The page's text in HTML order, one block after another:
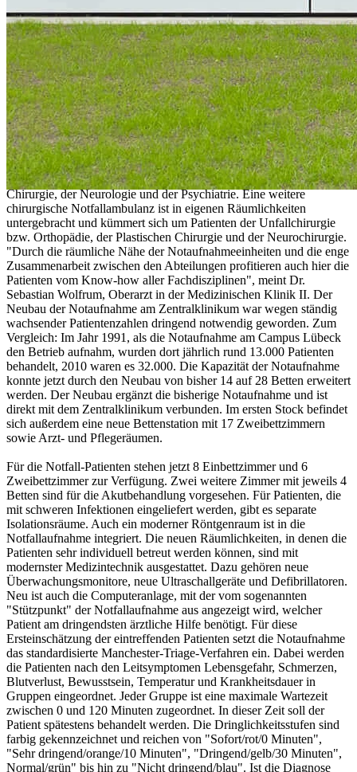
"Wir freuen uns sehr, dem UKSH heute den symbolischen Schlüssel
zur neuen Notaufnahme überreichen zu können", sagte Henrik
Harms, Geschäftsführer der Gebäudemanagement Schleswig-
Holstein AöR (GMSH). "Der Neubau mit einer Nutzfläche von
1400m² wird sowohl den medizinischen und technischen
Ansprüchen an eine moderne Notaufnahme als auch dem Bedürfnis
der Patienten nach mehr Privatsphäre gerecht", fügte Harms hinzu.
"Durch die Verwendung von Fertigmodulen ist es uns gelungen, die
Bauzeit erheblich zu verkürzen, sodass das Gebäude nach dem
Richtfest im Dezember vergangenen Jahres bereits heute bezogen
werden kann." Die Notaufnahme ist administrativ an die
Medizinische Klinik II angebunden. Sie wird interdisziplinär geführt
und versorgt vorwiegend Patienten aus der Inneren Medizin, der
Chirurgie, der Neurologie und der Psychiatrie. Eine weitere
chirurgische Notfallambulanz ist in eigenen Räumlichkeiten
untergebracht und kümmert sich um Patienten der Unfallchirurgie
bzw. Orthopädie, der Plastischen Chirurgie und der Neurochirurgie.
"Durch die räumliche Nähe der Notaufnahmeeinheiten und die enge
Zusammenarbeit zwischen den Abteilungen profitieren auch hier die
Patienten vom Know-how aller Fachdisziplinen", meint Dr.
Sebastian Wolfrum, Oberarzt in der Medizinischen Klinik II. Der
Neubau der Notaufnahme am Zentralklinikum war wegen ständig
wachsender Patientenzahlen dringend notwendig geworden. Zum
Vergleich: Im Jahr 1991, als die Notaufnahme am Campus Lübeck
den Betrieb aufnahm, wurden dort jährlich rund 13.000 Patienten
behandelt, 2010 waren es 32.000. Die Kapazität der Notaufnahme
konnte jetzt durch den Neubau von bisher 14 auf 28 Betten erweitert
werden. Der Neubau ergänzt die bisherige Notaufnahme und ist
direkt mit dem Zentralklinikum verbunden. Im ersten Stock befindet
sich außerdem eine neue Bettenstation mit 17 Zweibettzimmern
sowie Arzt- und Pflegeräumen.
Für die Notfall-Patienten stehen jetzt 8 Einbettzimmer und 6
Zweibettzimmer zur Verfügung. Zwei weitere Zimmer mit jeweils 4
Betten sind für die Akutbehandlung vorgesehen. Für Patienten, die
mit schweren Infektionen eingeliefert werden, gibt es separate
Isolationsräume. Auch ein moderner Röntgenraum ist in die
Notfallaufnahme integriert. Die neuen Räumlichkeiten, in denen die
Patienten sehr individuell betreut werden können, sind mit
modernster Medizintechnik ausgestattet. Dazu gehören neue
Überwachungsmonitore, neue Ultraschallgeräte und Defibrillatoren.
Neu ist auch die Computeranlage, mit der vom sogenannten
"Stützpunkt" der Notfallaufnahme aus angezeigt wird, welcher
Patient am dringendsten ärztliche Hilfe benötigt. Für diese
Ersteinschätzung der eintreffenden Patienten setzt die Notaufnahme
das standardisierte Manchester-Triage-Verfahren ein. Dabei werden
die Patienten nach den Leitsymptomen Lebensgefahr, Schmerzen,
Blutverlust, Bewusstsein, Temperatur und Krankheitsdauer in
Gruppen eingeordnet. Jeder Gruppe ist eine maximale Wartezeit
zwischen 0 und 120 Minuten zugeordnet. In dieser Zeit soll der
Patient spätestens behandelt werden. Die Dringlichkeitsstufen sind
farbig gekennzeichnet und reichen von "Sofort/rot/0 Minuten",
"Sehr dringend/orange/10 Minuten", "Dringend/gelb/30 Minuten",
Normal/grün" bis hin zu "Nicht dringend/blau". Ist die Diagnose